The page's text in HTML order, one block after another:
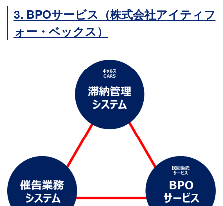
3. BPOサービス（株式会社アイティフ
ォー・ベックス）